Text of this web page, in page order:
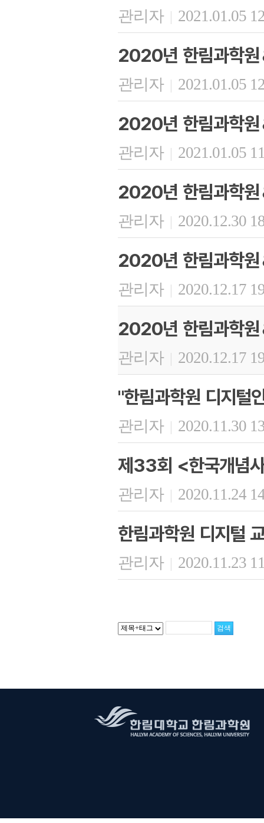
관리자 | 2021.01.05
2020년 한림과학원
관리자 | 2021.01.05
2020년 한림과학원
관리자 | 2021.01.05
2020년 한림과학원
관리자 | 2020.12.30
2020년 한림과학원
관리자 | 2020.12.17
2020년 한림과학원
관리자 | 2020.12.17
"한림과학원 디지털
관리자 | 2020.11.30
제33회 <한국개념
관리자 | 2020.11.24
한림과학원 디지털
관리자 | 2020.11.23